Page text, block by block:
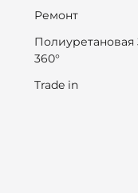
Ремонт
Полиуретановая
360°
Trade in